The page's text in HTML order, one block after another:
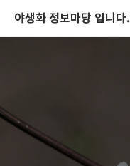
야생화 정보마당 입니다.